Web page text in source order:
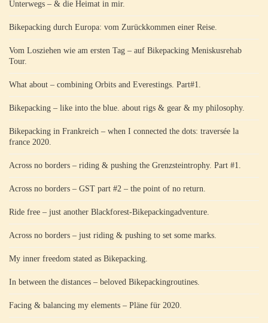
Unterwegs – & die Heimat in mir.
Bikepacking durch Europa: vom Zurückkommen einer Reise.
Vom Losziehen wie am ersten Tag – auf Bikepacking Meniskusrehab
Tour.
What about – combining Orbits and Everestings. Part#1.
Bikepacking – like into the blue. about rigs & gear & my philosophy.
Bikepacking in Frankreich – when I connected the dots: traversée la
france 2020.
Across no borders – riding & pushing the Grenzsteintrophy. Part #1.
Across no borders – GST part #2 – the point of no return.
Ride free – just another Blackforest-Bikepackingadventure.
Across no borders – just riding & pushing to set some marks.
My inner freedom stated as Bikepacking.
In between the distances – beloved Bikepackingroutines.
Facing & balancing my elements – Pläne für 2020.